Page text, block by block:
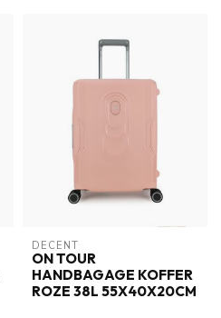
DECENT
ON TOUR
HANDBAGAGE KOFFER
ROZE 38L 55X40X20CM